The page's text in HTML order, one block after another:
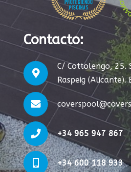
Contacto:
C/ Cottolengo, 25.
Raspeig (Alicante).
+34 965 947 867
+34 600 118 933